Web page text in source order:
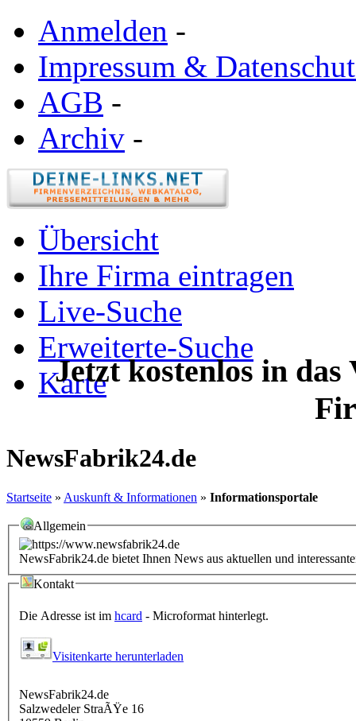
Anmelden -
Impressum &
AGB -
Archiv -
Übersicht
Ihre Firma eintragen
Live-Suche
Erweiterte-Suche
Karte
Jetzt kostenlos in
NewsFabrik24.de
Startseite » Auskunft & Informationen » Informationsportale
Allgemein
NewsFabrik24.de bietet Ihnen News aus aktuellen und
Kontakt
Die Adresse ist im hcard - Microformat hinterlegt.
Visitenkarte herunterladen
NewsFabrik24.de
Salzwedeler StraÃŸe 16